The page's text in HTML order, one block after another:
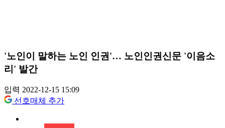
'노인이 말하는 노인 인권'… 노인인권신문 '이음소
리' 발간
입력 2022-12-15 15:09
선호매체 추가